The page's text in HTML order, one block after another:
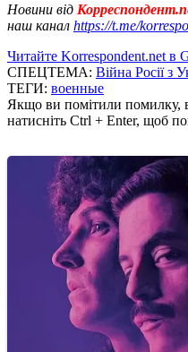
Новини від
наш канал https://t.me/
Читайте Korrespondent.net в
СПЕЦТЕМА: Війна Росії з
ТЕГИ: военные
Якщо ви помітили помилку,
натисніть Ctrl + Enter, щоб